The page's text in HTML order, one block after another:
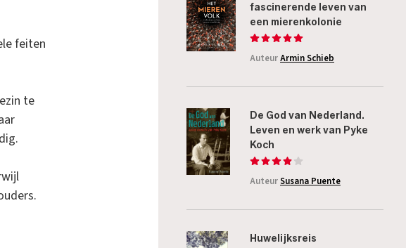
feiten
te
fascinerende leven van
een mierenkolonie
AuteurArmin Schieb
De God van Nederland.
Leven en werk van Pyke
Koch
AuteurSusana Puente
Huwelijksreis